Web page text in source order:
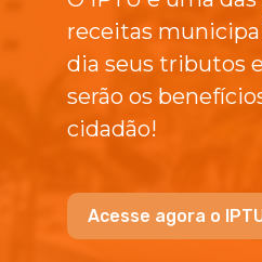
receitas
dia seus tributos
serão os
cidadão!
Acesse agora o